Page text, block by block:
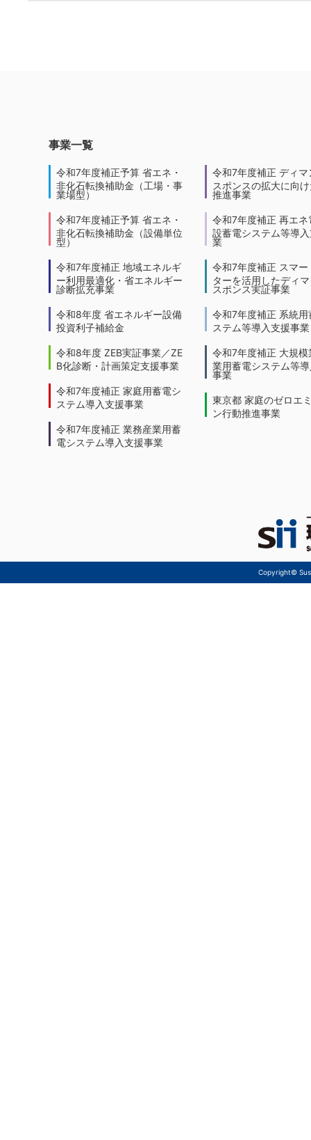
事業一覧
令和7年度補正予算 省エネ・
非化石転換補助金（工場・事
業場型）
令和7年度補正予算 省エネ・
非化石転換補助金（設備単位
型）
令和7年度補正 地域エネルギ
ー利用最適化・省エネルギー
診断拡充事業
令和8年度 省エネルギー設備
投資利子補給金
令和8年度 ZEB実証事業／ZE
B化診断・計画策定支援事業
令和7年度補正 家庭用蓄電シ
ステム導入支援事業
令和7年度補正 業務産業用蓄
電システム導入支援事業
令和7年度補正 ディマ
スポンスの拡大に向
推進事業
令和7年度補正 再エネ
設蓄電システム等導
業
令和7年度補正 スマー
ターを活用したディ
スポンス実証事業
令和7年度補正 系統用
ステム等導入支援事業
令和7年度補正 大規模
業用蓄電システム等
事業
東京都 家庭のゼロエ
ン行動推進事業
Copyright©